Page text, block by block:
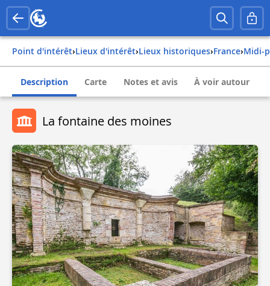
Point d'intérêt› Lieux d'intérêt› Lieux historiques› france›
Description Carte Notes et avis À voir autour
La fontaine des moines